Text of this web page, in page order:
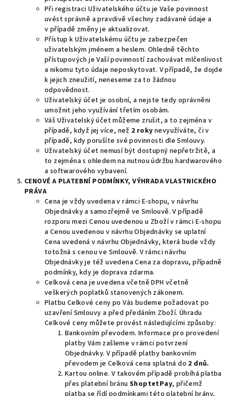
Při registraci Uživatelského účtu je Vaše povinnost
uvést správně a pravdivě všechny zadávané údaje a
v případě změny je aktualizovat.
Přístup k Uživatelskému účtu je zabezpečen
uživatelským jménem a heslem. Ohledně těchto
přístupových je Vaší povinností zachovávat mlčenlivost
a nikomu tyto údaje neposkytovat. V případě, že dojde
k jejich zneužití, neneseme za to žádnou
odpovědnost.
Uživatelský účet je osobní, a nejste tedy oprávněni
umožnit jeho využívání třetím osobám.
Váš Uživatelskýúčet můžeme zrušit, a to zejména v
případě, když jej více, než 2 rokynevyužíváte, či v
případě, kdy porušíte své povinnosti dle Smlouvy.
Uživatelský účet nemusí být dostupný nepřetržitě, a
to zejména s ohledem na nutnou údržbu hardwarového
a softwarového vybavení.
CENOVÉ A PLATEBNÍ PODMÍNKY, VÝHRADA VLASTNICKÉHO
PRÁVA
Cena je vždy uvedena v rámci E-shopu, v návrhu
Objednávky a samozřejmě ve Smlouvě. V případě
rozporu mezi Cenou uvedenou u Zboží v rámci E-shopu
a Cenou uvedenou v návrhu Objednávky se uplatní
Cena uvedená v návrhu Objednávky, která bude vždy
totožná s cenou ve Smlouvě. V rámci návrhu
Objednávky je též uvedena Cena za dopravu, případně
podmínky, kdy je doprava zdarma.
Celková cena je uvedena včetně DPH včetně
veškerých poplatků stanovených zákonem.
Platbu Celkové ceny po Vás budeme požadovat po
uzavření Smlouvy a před předáním Zboží. Úhradu
Celkové ceny můžete provést následujícími způsoby:
Bankovním převodem. Informace pro provedení
platby Vám zašleme v rámci potvrzení
Objednávky. V případě platby bankovním
převodem je Celková cena splatná do 2 dnů.
Kartou online. V takovém případě probíhá platba
přes platební bránuShoptetPay, přičemž
platba se řídí podmínkami této platební brány,